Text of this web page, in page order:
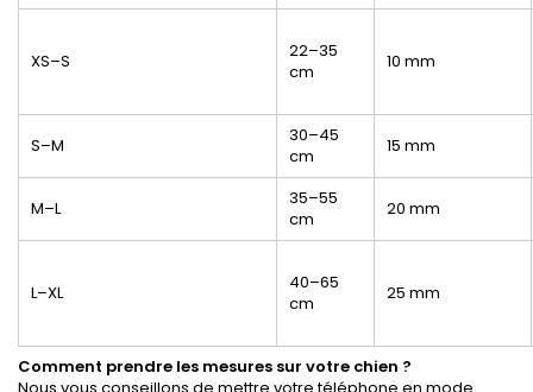
XS–S
22–35
cm
10 mm
S–M
30–45
cm
15 mm
M–L
35–55
cm
20 mm
L–XL
40–65
cm
25 mm
Comment prendre les mesures sur votre chien ?